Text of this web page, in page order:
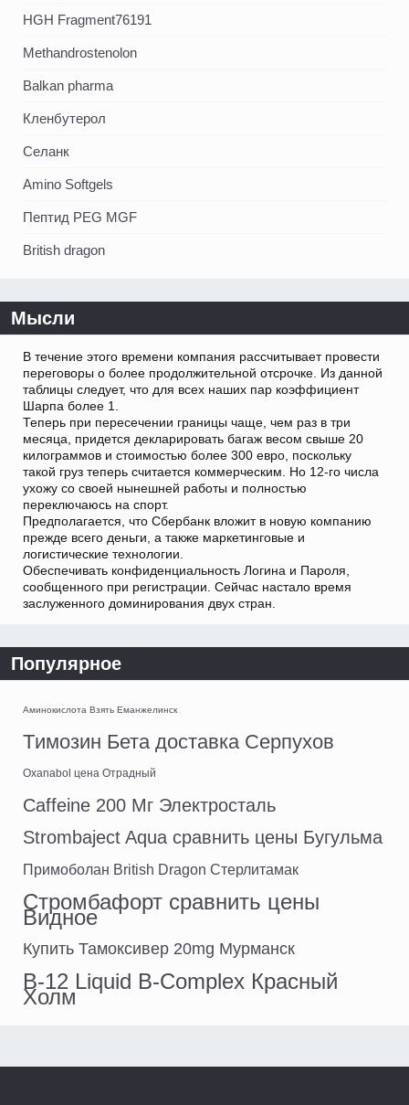
HGH Fragment76191
Methandrostenolon
Balkan pharma
Кленбутерол
Селанк
Amino Softgels
Пептид PEG MGF
British dragon
Мысли
В течение этого времени компания рассчитывает провести
переговоры о более продолжительной отсрочке. Из данной
таблицы следует, что для всех наших пар коэффициент
Шарпа более 1.
Теперь при пересечении границы чаще, чем раз в три
месяца, придется декларировать багаж весом свыше 20
килограммов и стоимостью более 300 евро, поскольку
такой груз теперь считается коммерческим. Но 12-го числа
ухожу со своей нынешней работы и полностью
переключаюсь на спорт.
Предполагается, что Сбербанк вложит в новую компанию
прежде всего деньги, а также маркетинговые и
логистические технологии.
Обеспечивать конфиденциальность Логина и Пароля,
сообщенного при регистрации. Сейчас настало время
заслуженного доминирования двух стран.
Популярное
Аминокислота Взять Еманжелинск
Tимозин Бета доставка Серпухов
Oxanabol цена Отрадный
Caffeine 200 Мг Электросталь
Strombaject Aqua сравнить цены Бугульма
Примоболан British Dragon Стерлитамак
Стромбафорт сравнить цены
Видное
Купить Тамоксивер 20mg Мурманск
B-12 Liquid B-Complex Красный
Холм